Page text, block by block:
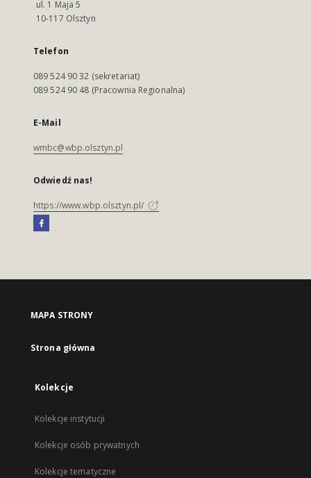
ul. 1 Maja 5
10-117 Olsztyn
Telefon
089 524 90 32 (sekretariat)
089 524 90 48 (Pracownia Regionalna)
E-Mail
wmbc@wbp.olsztyn.pl
Odwiedź nas!
https://www.wbp.olsztyn.pl/
MAPA STRONY
Strona główna
Kolekcje
Kolekcje instytucji
Kolekcje osób prywatnych
Kolekcje tematyczne